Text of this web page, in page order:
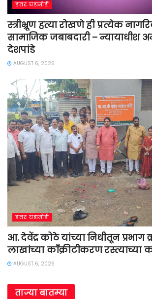
इतर घडामोडी
स्त्रीभ्रूण हत्या रोखणे ही प्रत्येक
सामाजिक जबाबदारी – न्यायाधीश
देशपांडे
AUGUST 6, 2026
इतर घडामोडी
आ. देवेंद्र कोठे यांच्या निधीतून प्रभाग
लाखांच्या काँक्रीटीकरण रस्त्याच्या
AUGUST 6, 2026
ताज्या बातम्या